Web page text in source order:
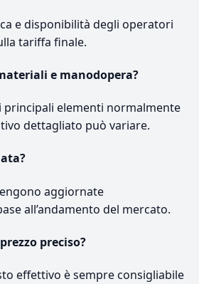
e disponibilità degli operatori
tariffa finale.
e manodopera?
principali elementi normalmente
dettagliato può variare.
aggiornate
all’andamento del mercato.
preciso?
effettivo è sempre consigliabile